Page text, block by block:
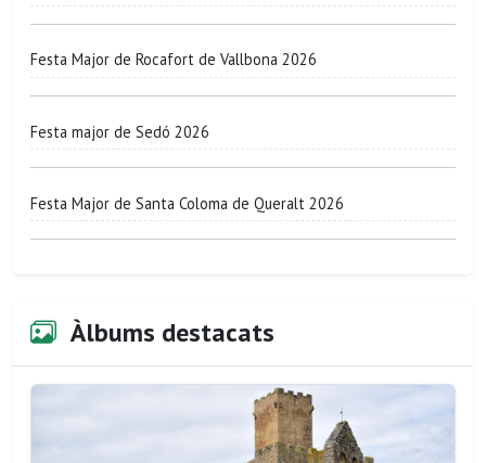
Festa Major de Rocafort de Vallbona 2026
Festa major de Sedó 2026
Festa Major de Santa Coloma de Queralt 2026
Àlbums destacats